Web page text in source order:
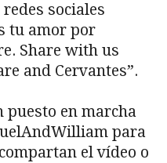
sociales
tu amor por
Share with us
and Cervantes”.
puesto en marcha
para
el vídeo o